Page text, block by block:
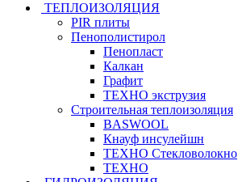
ТЕПЛОИЗОЛЯЦИЯ
PIR плиты
Пенополистирол
Пенопласт
Калкан
Графит
ТЕХНО экструзия
Строительная теплоизоляция
BASWOOL
Кнауф инсулейшн
ТЕХНО Стекловолокно
ТЕХНО